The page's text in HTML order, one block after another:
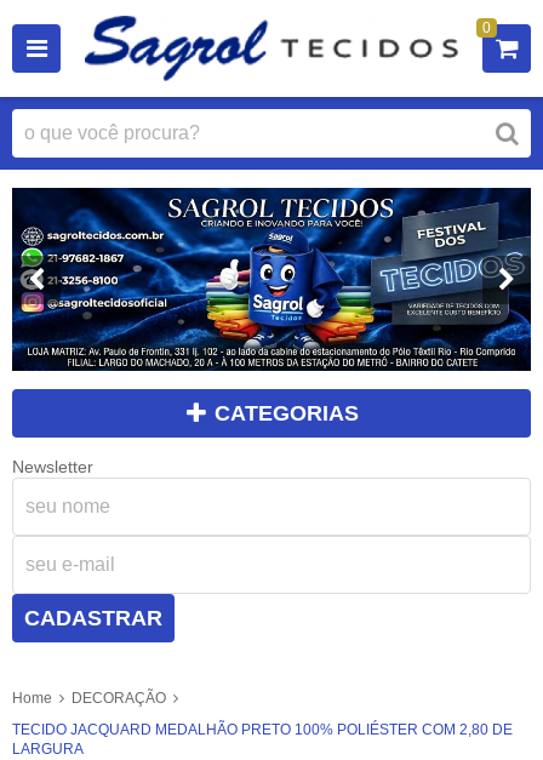
0
CATEGORIAS
Newsletter
CADASTRAR
Home
DECORAÇÃO
TECIDO JACQUARD MEDALHÃO PRETO 100% POLIÉSTER COM 2,80 DE
LARGURA